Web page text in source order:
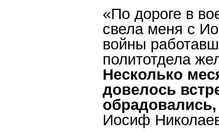
«По дороге в
свела меня с
войны
политотдела
Несколько
довелось
Иосиф